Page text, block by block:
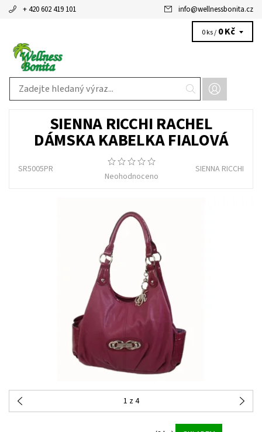
+ 420 602 419 101 info@wellnessbonita.cz
0 ks / 0 Kč
SIENNA RICCHI RACHEL
DÁMSKA KABELKA FIALOVÁ
SR5005PR
Neohodnoceno
SIENNA RICCHI
1 z 4